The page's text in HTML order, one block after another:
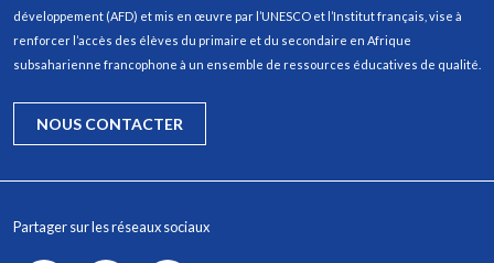
développement (AFD) et mis en œuvre par l’UNESCO et l’Institut français, vise à
renforcer l’accès des élèves du primaire et du secondaire en Afrique
subsaharienne francophone à un ensemble de ressources éducatives de qualité.
NOUS CONTACTER
Partager sur les réseaux sociaux